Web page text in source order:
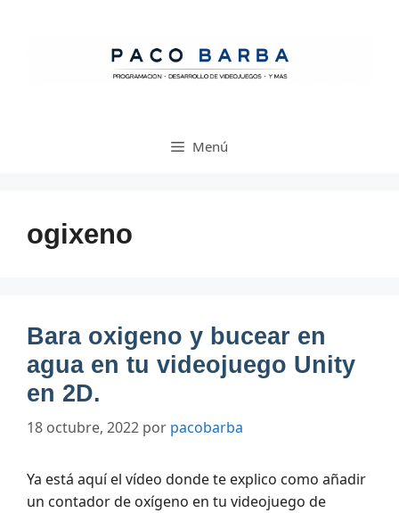
Menú
ogixeno
Bara oxigeno y bucear en
agua en tu videojuego Unity
en 2D.
18 octubre, 2022 por pacobarba
Ya está aquí el vídeo donde te explico como añadir
un contador de oxígeno en tu videojuego de